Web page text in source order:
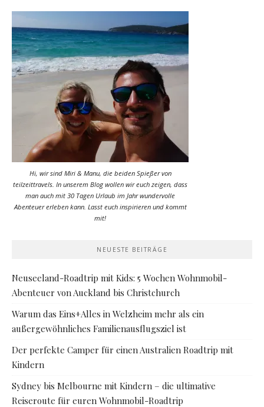
Hi, wir sind Miri & Manu, die beiden Spießer von
teilzeittravels. In unserem Blog wollen wir euch zeigen, dass
man auch mit 30 Tagen Urlaub im Jahr wundervolle
Abenteuer erleben kann. Lasst euch inspirieren und kommt
mit!
NEUESTE BEITRÄGE
Neuseeland-Roadtrip mit Kids: 5 Wochen Wohnmobil-
Abenteuer von Auckland bis Christchurch
Warum das Eins+Alles in Welzheim mehr als ein
außergewöhnliches Familienausflugsziel ist
Der perfekte Camper für einen Australien Roadtrip mit
Kindern
Sydney bis Melbourne mit Kindern – die ultimative
Reiseroute für euren Wohnmobil-Roadtrip